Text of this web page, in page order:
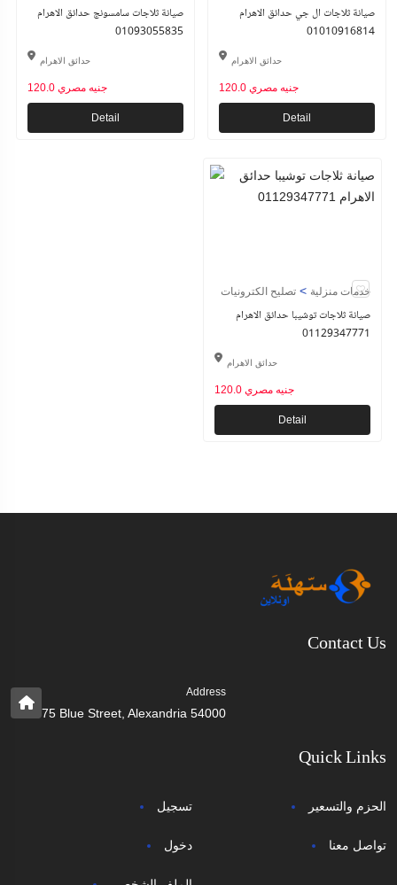
صيانة ثلاجات سامسونج حدائق الاهرام
01093055835
حدائق الاهرام
120.0 جنيه مصري
Detail
صيانة ثلاجات ال جي حدائق الاهرام
01010916814
حدائق الاهرام
120.0 جنيه مصري
Detail
خدمات منزلية > تصليح الكترونيات
صيانة ثلاجات توشيبا حدائق الاهرام
01129347771
حدائق الاهرام
120.0 جنيه مصري
Detail
Contact Us
Address
75 Blue Street, Alexandria 54000
Quick Links
تسجيل
دخول
الحزم والتسعير
تواصل معنا